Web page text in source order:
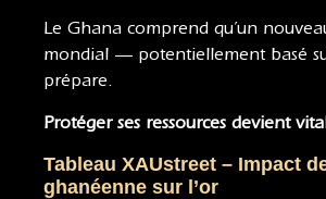
Le Ghana comprend qu’un
mondial — potentiellement basé
prépare.
Protéger ses ressources devient
Tableau XAUstreet – Impact
ghanéenne sur l’or